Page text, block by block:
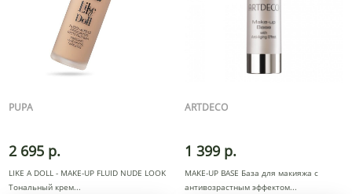
PUPA
2 695 р.
LIKE A DOLL - MAKE-UP FLUID NUDE LOOK
Тональный крем
ARTDECO
1 399 р.
MAKE-UP BASE База для макияжа с
антивозрастным эффектом